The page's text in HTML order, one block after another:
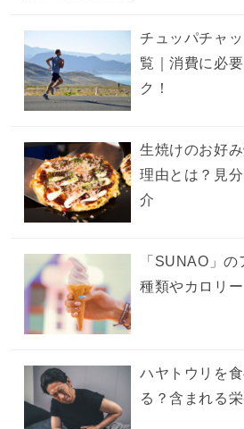
チュッパチャ
覧｜消費に必
ク！
生焼けのお好
理由とは？見
介
「SUNAO」
種類やカロリ
ハヤトウリを
る？含まれる